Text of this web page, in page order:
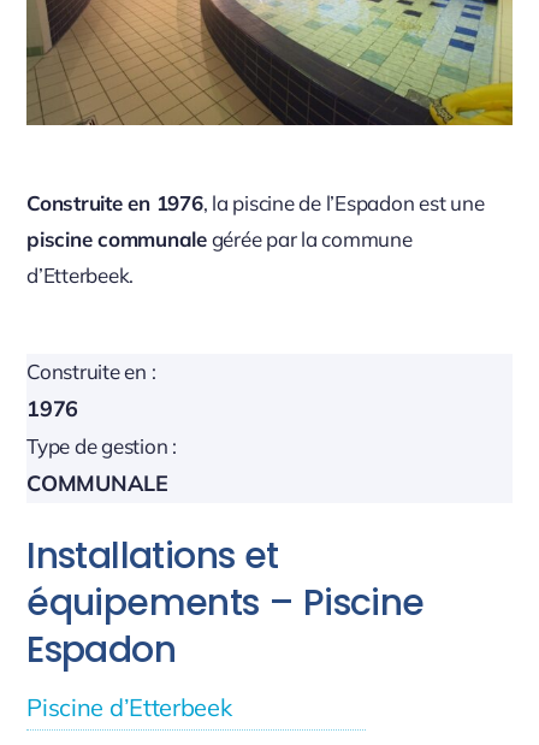
Construite en 1976, la piscine de l’Espadon est une
piscine communalegérée par la commune
d’Etterbeek.
Construite en :
1976
Type de gestion :
COMMUNALE
Installations et
équipements – Piscine
Espadon
Piscine d’Etterbeek